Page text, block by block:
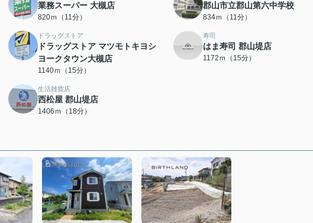
業務スーパー 大槻店
820ｍ（11分）
郡山市立郡山第六中学校
834ｍ（11分）
ドラッグストア
ドラッグストア マツモトキヨシ
ヨークタウン大槻店
1140ｍ（15分）
寿司
はま寿司 郡山堤店
1172ｍ（15分）
生活雑貨店
西松屋 郡山堤店
1406ｍ（18分）